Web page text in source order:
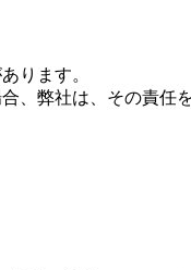
ります。
、弊社は、その責任